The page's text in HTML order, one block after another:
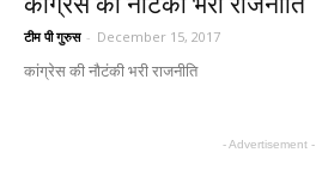
टीम पी गुरुस - December 15, 2017
कांग्रेस की नौटंकी भरी राजनीति
- Advertisement -